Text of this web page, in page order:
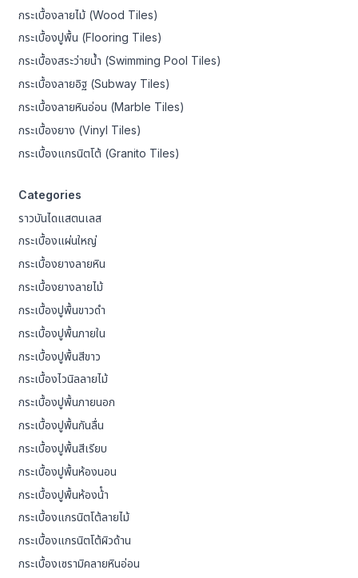
กระเบื้องลายไม้ (Wood Tiles)
กระเบื้องปูพื้น (Flooring Tiles)
กระเบื้องสระว่ายน้ำ (Swimming Pool Tiles)
กระเบื้องลายอิฐ (Subway Tiles)
กระเบื้องลายหินอ่อน (Marble Tiles)
กระเบื้องยาง (Vinyl Tiles)
กระเบื้องแกรนิตโต้ (Granito Tiles)
Categories
ราวบันไดแสตนเลส
กระเบื้องแผ่นใหญ่
กระเบื้องยางลายหิน
กระเบื้องยางลายไม้
กระเบื้องปูพื้นขาวดำ
กระเบื้องปูพื้นภายใน
กระเบื้องปูพื้นสีขาว
กระเบื้องไวนิลลายไม้
กระเบื้องปูพื้นภายนอก
กระเบื้องปูพื้นกันลื่น
กระเบื้องปูพื้นสีเรียบ
กระเบื้องปูพื้นห้องนอน
กระเบื้องปูพื้นห้องน้ํา
กระเบื้องแกรนิตโต้ลายไม้
กระเบื้องแกรนิตโต้ผิวด้าน
กระเบื้องเซรามิคลายหินอ่อน